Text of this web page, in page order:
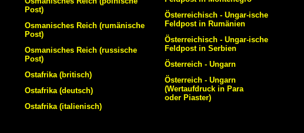
Post)
Osmanisches Reich (rumänische
Post)
Osmanisches Reich (russische
Post)
Ostafrika (britisch)
Ostafrika (deutsch)
Ostafrika (italienisch)
Österreichisch - Ungar-ische
Feldpost in Rumänien
Österreichisch - Ungar-ische
Feldpost in Serbien
Österreich - Ungarn
Österreich - Ungarn
(Wertaufdruck in Para
oder Piaster)